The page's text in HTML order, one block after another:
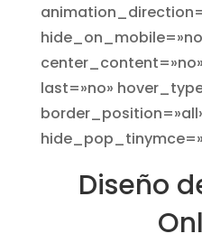
last=»no»
Diseño